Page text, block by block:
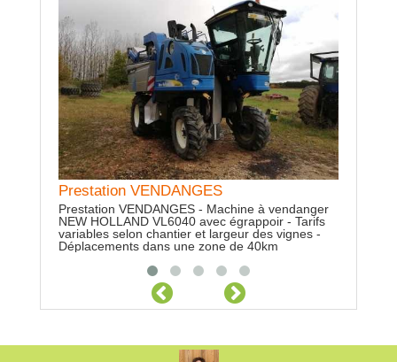
Prestation VENDANGES
Prestation VENDANGES - Machine à vendanger
NEW HOLLAND VL6040 avec égrappoir - Tarifs
variables selon chantier et largeur des vignes -
Déplacements dans une zone de 40km
Location Déchaumeur à disques
AMAZONE
Location Déchaumeur à disques AMAZONE - 3m
- Trémie pour couvert végétaux